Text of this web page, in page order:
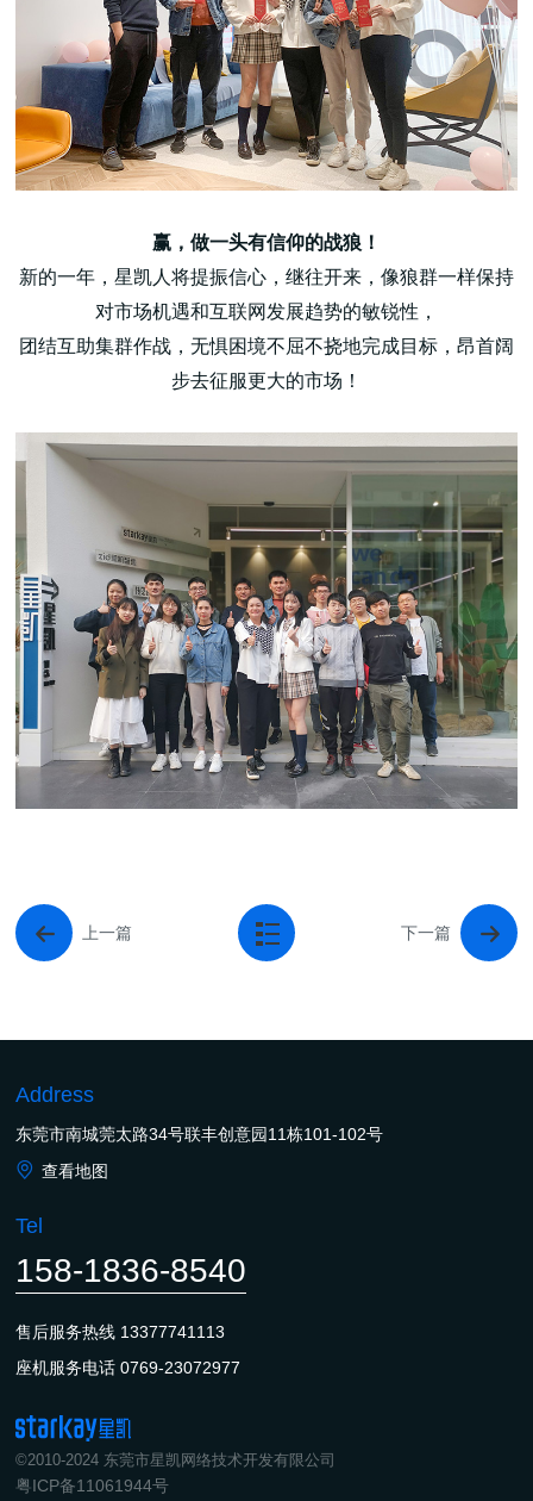
赢，做一头有信仰的战狼！
新的一年，星凯人将提振信心，继往开来，像狼群一样保持
对市场机遇和互联网发展趋势的敏锐性，
团结互助集群作战，无惧困境不屈不挠地完成目标，昂首阔
步去征服更大的市场！
上一篇 下一篇
©2010-2024 东莞市星凯网络技术开发有限公司
粤ICP备11061944号
Address
东莞市南城莞太路34号联丰创意园11栋101-102号
查看地图
Tel
158-1836-8540
售后服务热线 13377741113
座机服务电话0769-23072977